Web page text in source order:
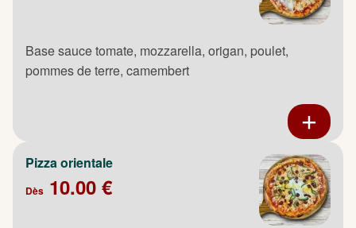
Base sauce tomate, mozzarella, origan, poulet,
pommes de terre, camembert
Pizza orientale
Dès 10.00 €